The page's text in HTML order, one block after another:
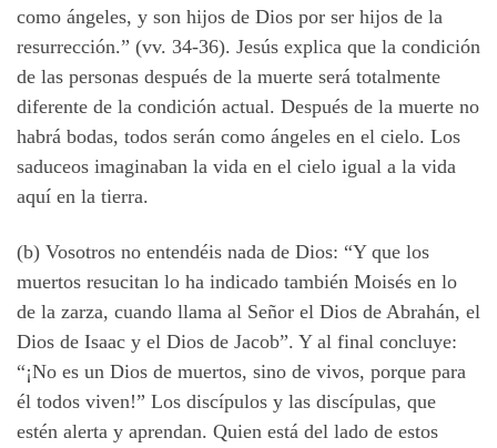
como ángeles, y son hijos de Dios por ser hijos de la
resurrección.” (vv. 34-36). Jesús explica que la condición
de las personas después de la muerte será totalmente
diferente de la condición actual. Después de la muerte no
habrá bodas, todos serán como ángeles en el cielo. Los
saduceos imaginaban la vida en el cielo igual a la vida
aquí en la tierra.
(b) Vosotros no entendéis nada de Dios: “Y que los
muertos resucitan lo ha indicado también Moisés en lo
de la zarza, cuando llama al Señor el Dios de Abrahán, el
Dios de Isaac y el Dios de Jacob”. Y al final concluye:
“¡No es un Dios de muertos, sino de vivos, porque para
él todos viven!” Los discípulos y las discípulas, que
estén alerta y aprendan. Quien está del lado de estos